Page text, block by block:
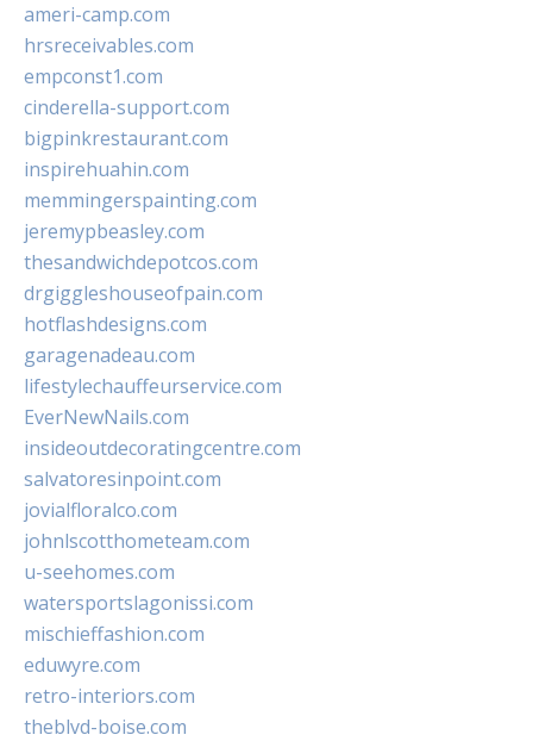
ameri-camp.com
hrsreceivables.com
empconst1.com
cinderella-support.com
bigpinkrestaurant.com
inspirehuahin.com
memmingerspainting.com
jeremypbeasley.com
thesandwichdepotcos.com
drgiggleshouseofpain.com
hotflashdesigns.com
garagenadeau.com
lifestylechauffeurservice.com
EverNewNails.com
insideoutdecoratingcentre.com
salvatoresinpoint.com
jovialfloralco.com
johnlscotthometeam.com
u-seehomes.com
watersportslagonissi.com
mischieffashion.com
eduwyre.com
retro-interiors.com
theblvd-boise.com